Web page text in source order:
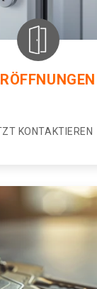
KONTAKTIEREN